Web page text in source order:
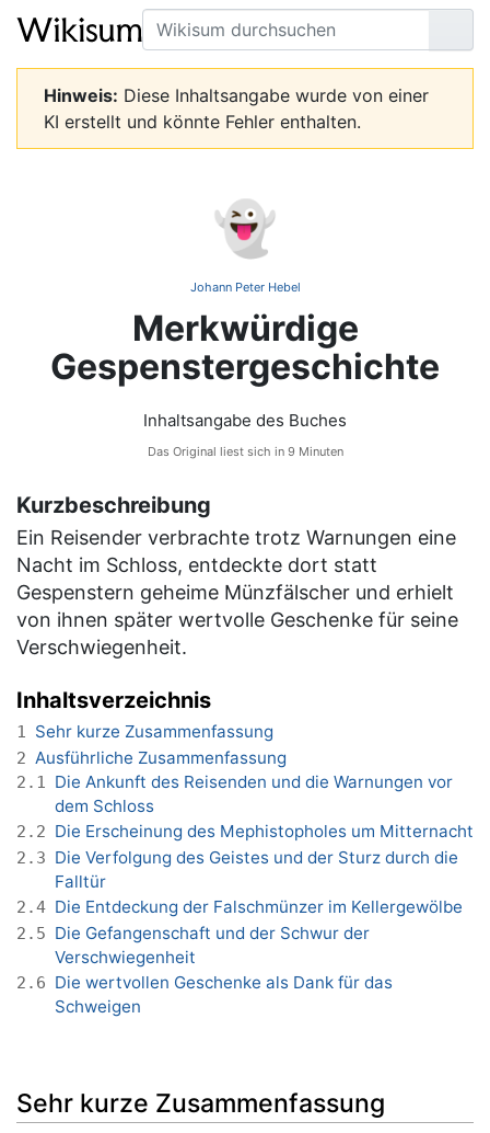
Suche
Seite
Hinweis: Diese Inhaltsangabe wurde von einer
KI erstellt und könnte Fehler enthalten.
👻
Johann Peter Hebel
Merkwürdige
Gespenstergeschichte
Inhaltsangabe des Buches
Das Original liest sich in 9 Minuten
Kurzbeschreibung
Ein Reisender verbrachte trotz Warnungen eine
Nacht im Schloss, entdeckte dort statt
Gespenstern geheime Münzfälscher und erhielt
von ihnen später wertvolle Geschenke für seine
Verschwiegenheit.
Inhaltsverzeichnis
1 Sehr kurze Zusammenfassung
2 Ausführliche Zusammenfassung
2.1
Die Ankunft des Reisenden und die Warnungen vor
dem Schloss
2.2 Die Erscheinung des Mephistopholes um Mitternacht
2.3 Die Verfolgung des Geistes und der Sturz durch die
Falltür
2.4 Die Entdeckung der Falschmünzer im Kellergewölbe
2.5 Die Gefangenschaft und der Schwur der
Verschwiegenheit
2.6 Die wertvollen Geschenke als Dank für das
Schweigen
Sehr kurze Zusammenfassung